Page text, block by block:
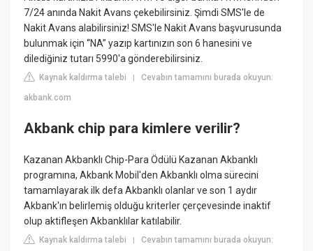
7/24 anında Nakit Avans çekebilirsiniz. Şimdi SMS'le de
Nakit Avans alabilirsiniz! SMS'le Nakit Avans başvurusunda
bulunmak için “NA” yazıp kartınızın son 6 hanesini ve
dilediğiniz tutarı 5990'a gönderebilirsiniz.
Kaynak kaldırma talebi |Cevabın tamamını burada okuyun:
akbank.com
Akbank chip para kimlere verilir?
Kazanan Akbanklı Chip-Para Ödülü Kazanan Akbanklı
programına, Akbank Mobil'den Akbanklı olma sürecini
tamamlayarak ilk defa Akbanklı olanlar ve son 1 aydır
Akbank'ın belirlemiş olduğu kriterler çerçevesinde inaktif
olup aktifleşen Akbanklılar katılabilir.
Kaynak kaldırma talebi |Cevabın tamamını burada okuyun: